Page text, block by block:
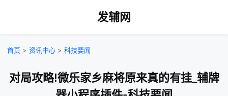
发辅网
首页 > 资讯中心 > 科技要闻
对局攻略!微乐家乡麻将原来真的有挂_辅牌